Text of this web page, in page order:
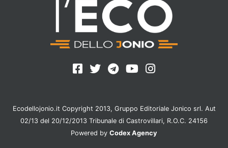
Ecodellojonio.it Copyright 2013, Gruppo Editoriale Jonico srl. Aut
02/13 del 20/12/2013 Tribunale di Castrovillari, R.O.C. 24156
Powered by Codex Agency